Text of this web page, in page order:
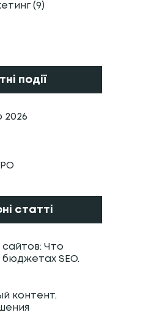
(9)
події
2026
статті
Что
SEO.
контент.